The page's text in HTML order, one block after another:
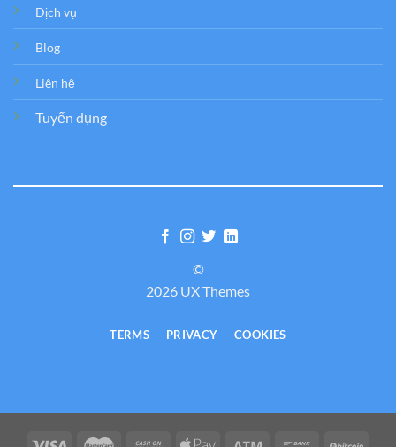
Dịch vụ
Blog
Liên hệ
Tuyển dụng
©
2026 UX Themes
TERMS PRIVACY COOKIES